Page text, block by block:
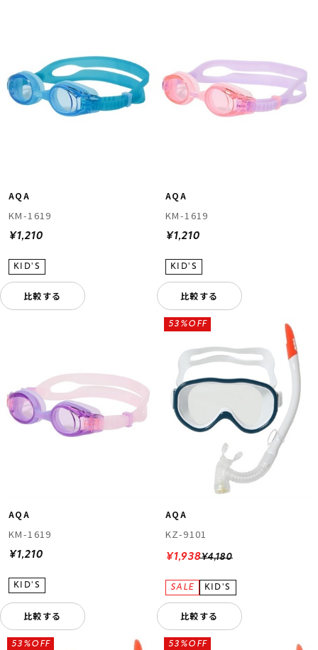
AQA
KM-1619
¥1,210
比較する
AQA
KM-1619
¥1,210
比較する
AQA
KM-1619
¥1,210
比較する
AQA
KZ-9101
¥4,180
53%OFF
¥1,938
比較する
53%OFF 53%OFF